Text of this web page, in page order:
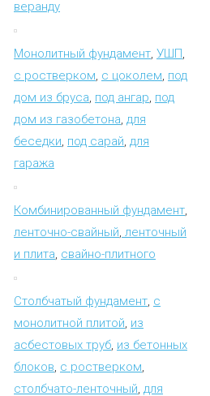
веранду
Монолитный фундамент, УШП,
с ростверком, с цоколем, под
дом из бруса, под ангар, под
дом из газобетона, для
беседки, под сарай, для
гаража
Комбинированный фундамент,
ленточно-свайный, ленточный
и плита, свайно-плитного
Столбчатый фундамент, с
монолитной плитой, из
асбестовых труб, из бетонных
блоков, с ростверком,
столбчато-ленточный, для